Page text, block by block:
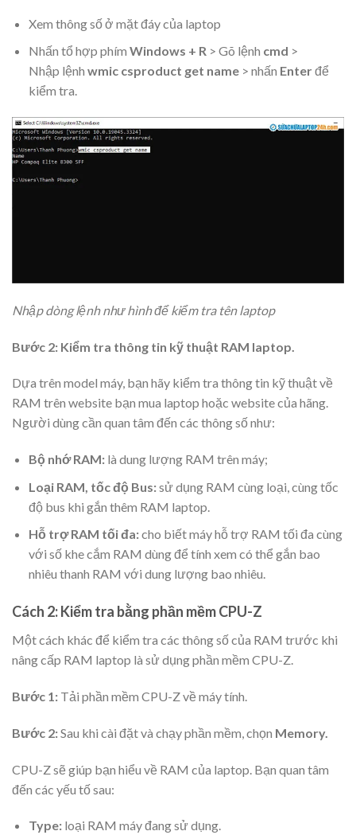
Xem thông số ở mặt đáy của laptop
Nhấn tổ hợp phím Windows + R > Gõ lệnh cmd >
Nhập lệnh wmic csproduct get name> nhấn Enterđể
kiểm tra.
Nhập dòng lệnh như hình để kiểm tra tên laptop
Bước 2: Kiểm tra thông tin kỹ thuật RAM laptop.
Dựa trên model máy, bạn hãy kiểm tra thông tin kỹ thuật về
RAM trên website bạn mua laptop hoặc website của hãng.
Người dùng cần quan tâm đến các thông số như:
Bộ nhớ RAM:là dung lượng RAM trên máy;
Loại RAM, tốc độ Bus:sử dụng RAM cùng loại, cùng tốc
độ bus khi gắn thêm RAM laptop.
Hỗ trợ RAM tối đa:cho biết máy hỗ trợ RAM tối đa cùng
với số khe cắm RAM dùng để tính xem có thể gắn bao
nhiêu thanh RAM với dung lượng bao nhiêu.
Cách 2: Kiểm tra bằng phần mềm CPU-Z
Một cách khác để kiểm tra các thông số của RAM trước khi
nâng cấp RAM laptop là sử dụng phần mềm CPU-Z.
Bước 1: Tải phần mềm CPU-Zvề máy tính.
Bước 2:Sau khi cài đặt và chạy phần mềm, chọn Memory.
CPU-Z sẽ giúp bạn hiểu về RAM của laptop. Bạn quan tâm
đến các yếu tố sau:
Type:loại RAM máy đang sử dụng.